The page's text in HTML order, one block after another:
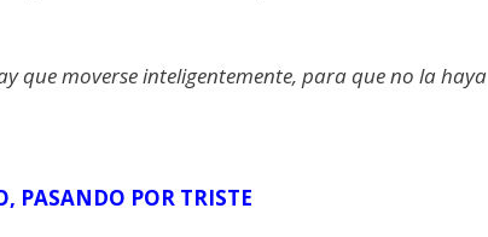
que moverse inteligentemente, para que no la haya
PASANDO POR TRISTE